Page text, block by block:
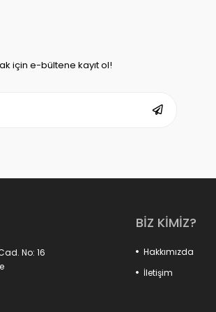
için e-bültene kayıt ol!
No: 16
BİZ KİMİZ?
Hakkımızda
İletişim